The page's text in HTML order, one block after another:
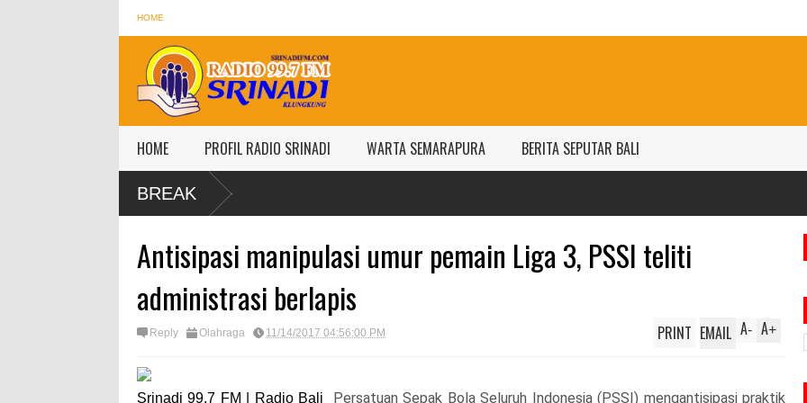
HOME
HOME PROFIL RADIO SRINADI WARTA SEMARAPURA BERITA SEPUTAR BALI
BREAK
Antisipasi manipulasi umur pemain Liga 3, PSSI teliti
administrasi berlapis
Reply Olahraga 11/14/2017 04:56:00 PM A+
A-
PRINT EMAIL
Srinadi 99,7 FM | Radio Bali
Persatuan Sepak Bola Seluruh Indonesia (PSSI) mengantisipasi praktik